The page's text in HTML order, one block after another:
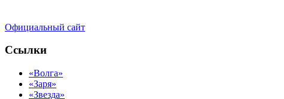
Официальный сайт
Ссылки
«Волга»
«Заря»
«Звезда»